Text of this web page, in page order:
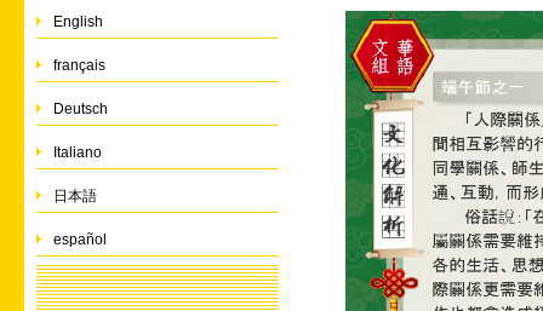
English
français
Deutsch
Italiano
日本語
español